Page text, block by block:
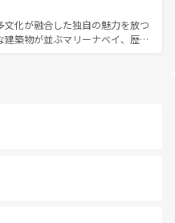
で、どの季節にも異なる楽しみ
すいタイの人々、仏教を中心とし
光資源が、訪れる旅人を魅了し続
るはず。観光スポットが密集し
ろを回れるのも魅力。息をのむよ
験まで、香港を存分に楽しみ尽く
文化が融合した独自の魅力を放つ
建築物が並ぶマリーナベイ、歴史
情を楽しめる外せないスポット